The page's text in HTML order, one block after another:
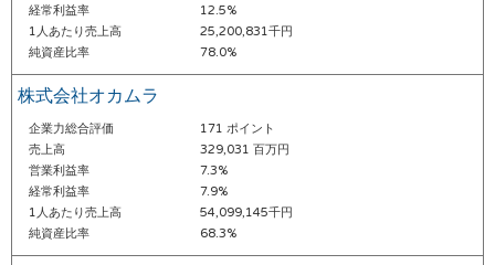
経常利益率
12.5%
1人あたり売上高
25,200,831千円
純資産比率
78.0%
株式会社オカムラ
企業力総合評価
171 ポイント
売上高
329,031 百万円
営業利益率
7.3%
経常利益率
7.9%
1人あたり売上高
54,099,145千円
純資産比率
68.3%